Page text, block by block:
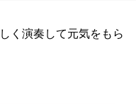
く演奏して元気をもら